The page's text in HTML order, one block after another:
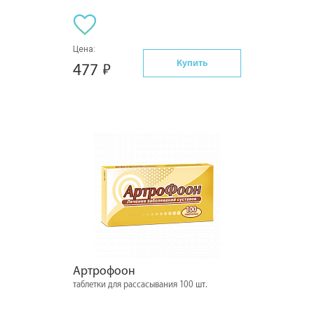
Цена:
477 Купить
Артрофоон
таблетки для рассасывания 100 шт.